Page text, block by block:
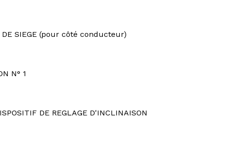
DE SIEGE (pour côté conducteur)
N° 1
DE REGLAGE D'INCLINAISON